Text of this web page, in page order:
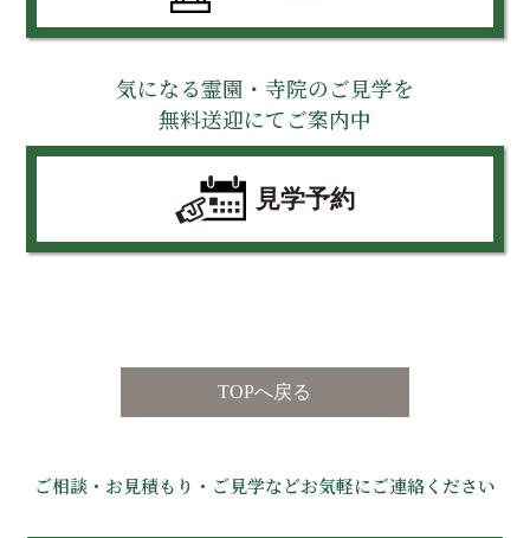
気になる霊園・寺院のご見学を
無料送迎にてご案内中
見学予約
TOPへ戻る
ご相談・お見積もり・ご見学などお気軽にご連絡ください